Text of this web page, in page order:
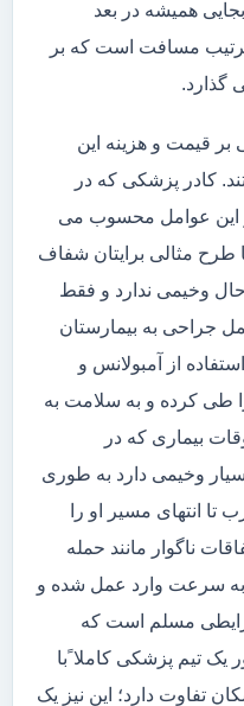
همیشه در بعد
مسافت است که بر
گذارد.
بر قیمت و هزینه این
کادر پزشکی که در
این عوامل محسوب می
طرح مثالی برایتان شفاف
وخیمی ندارد و فقط
جراحی به بیمارستان
از آمبولانس و
طی کرده و به سلامت به
بیماری که در
وخیمی دارد به طوری
انتهای مسیر او را
ناگوار مانند حمله
به سرعت وارد عمل شده و
مسلم است که
تیم پزشکی کاملا ًبا
تفاوت دارد؛ این نیز یک